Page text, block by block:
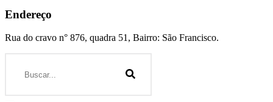
Endereço
Rua do cravo n° 876, quadra 51, Bairro: São Francisco.